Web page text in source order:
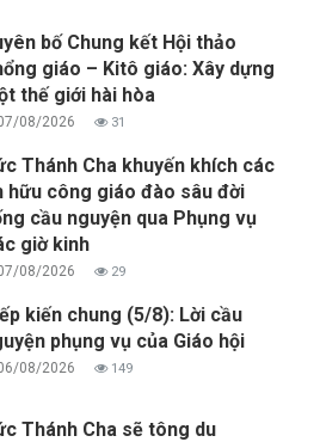
bố Chung kết Hội thảo
giáo – Kitô giáo: Xây dựng
thế giới hài hòa
08/2026 31
Thánh Cha khuyến khích các
hữu công giáo đào sâu đời
cầu nguyện qua Phụng vụ
giờ kinh
08/2026 29
kiến chung (5/8): Lời cầu
phụng vụ của Giáo hội
08/2026 149
Thánh Cha sẽ tông du